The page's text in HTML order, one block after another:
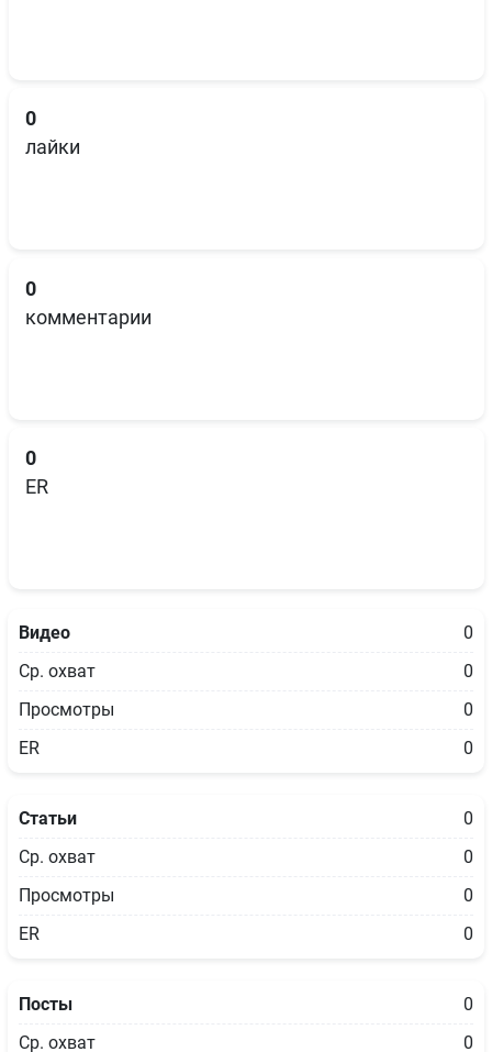
0
лайки
0
комментарии
0
ER
Видео
0
Ср. охват
0
Просмотры
0
ER
0
Статьи
0
Ср. охват
0
Просмотры
0
ER
0
Посты
0
Ср. охват
0